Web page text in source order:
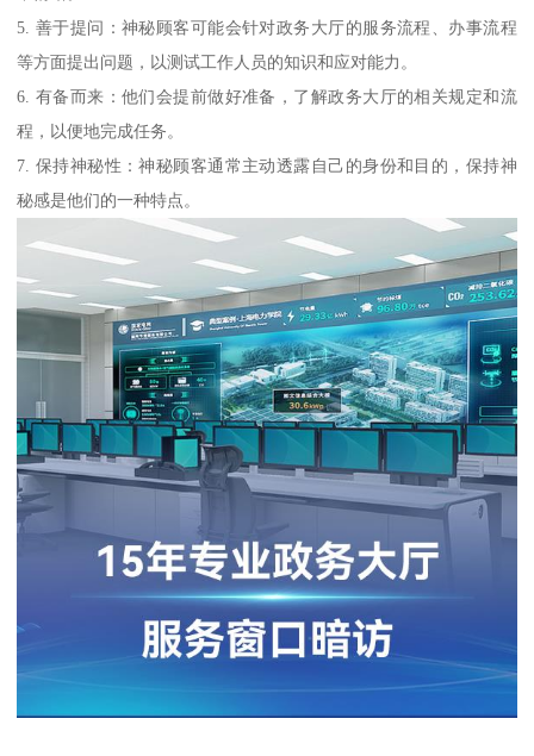
5. 善于提问：神秘顾客可能会针对政务大厅的服务流程、办事流程
等方面提出问题，以测试工作人员的知识和应对能力。
6. 有备而来：他们会提前做好准备，了解政务大厅的相关规定和流
程，以便地完成任务。
7. 保持神秘性：神秘顾客通常主动透露自己的身份和目的，保持神
秘感是他们的一种特点。